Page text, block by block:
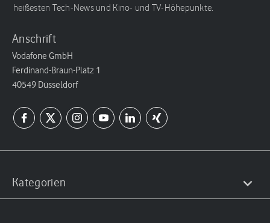
heißesten Tech-News und Kino- und TV-Höhepunkte.
Anschrift
Vodafone GmbH
Ferdinand-Braun-Platz 1
40549 Düsseldorf
Kategorien